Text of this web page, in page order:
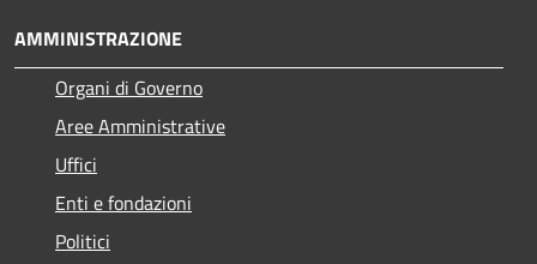
AMMINISTRAZIONE
Organi di Governo
Aree Amministrative
Uffici
Enti e fondazioni
Politici